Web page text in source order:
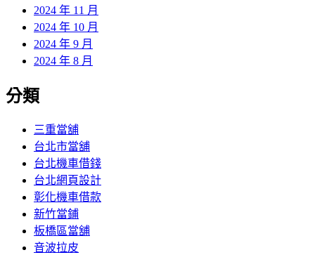
2024 年 11 月
2024 年 10 月
2024 年 9 月
2024 年 8 月
分類
三重當舖
台北市當舖
台北機車借錢
台北網頁設計
彰化機車借款
新竹當鋪
板橋區當舖
音波拉皮